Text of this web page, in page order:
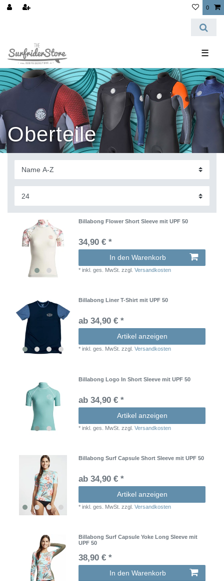
0
☰
Oberteile
Billabong Flower Short Sleeve mit UPF 50
34,90 € *
In den Warenkorb
*inkl. ges. MwSt. zzgl.Versandkosten
Billabong Liner T-Shirt mit UPF 50
ab 34,90 € *
Artikel anzeigen
*inkl. ges. MwSt. zzgl.Versandkosten
Billabong Logo In Short Sleeve mit UPF 50
ab 34,90 € *
Artikel anzeigen
*inkl. ges. MwSt. zzgl.Versandkosten
Billabong Surf Capsule Short Sleeve mit UPF 50
ab 34,90 € *
Artikel anzeigen
*inkl. ges. MwSt. zzgl.Versandkosten
Billabong Surf Capsule Yoke Long Sleeve mit
UPF 50
38,90 € *
In den Warenkorb